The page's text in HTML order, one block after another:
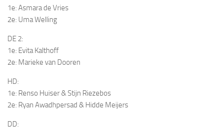
1e: Asmara de Vries
2e: Uma Welling
DE 2:
1e: Evita Kalthoff
2e: Marieke van Dooren
HD:
1e: Renso Huiser & Stijn Riezebos
2e: Ryan Awadhpersad & Hidde Meijers
DD: